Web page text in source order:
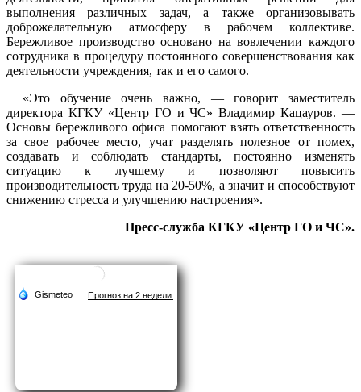
выполнения различных задач, а также организовывать
доброжелательную атмосферу в рабочем коллективе.
Бережливое производство основано на вовлечении каждого
сотрудника в процедуру постоянного совершенствования как
деятельности учреждения, так и его самого.
«Это обучение очень важно, — говорит заместитель
директора КГКУ «Центр ГО и ЧС» Владимир Кацауров. —
Основы бережливого офиса помогают взять ответственность
за свое рабочее место, учат разделять полезное от помех,
создавать и соблюдать стандарты, постоянно изменять
ситуацию к лучшему и позволяют повысить
производительность труда на 20-50%, а значит и способствуют
снижению стресса и улучшению настроения».
Пресс-служба КГКУ «Центр ГО и ЧС».